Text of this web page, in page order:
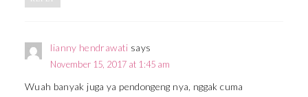
lianny hendrawati says
November 15, 2017 at 1:45 am
Wuah banyak juga ya pendongeng nya, nggak cuma